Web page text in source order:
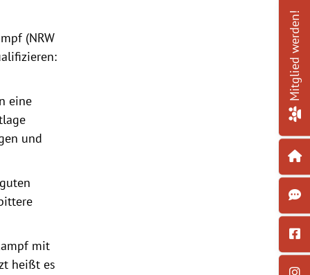
(NRW
eine
und
mit
heißt es
Mitglied werden!